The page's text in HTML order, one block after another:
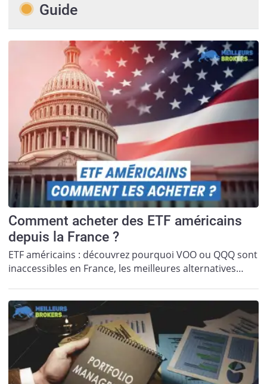
Guide
Comment acheter des ETF américains
depuis la France ?
ETF américains : découvrez pourquoi VOO ou QQQ sont
inaccessibles en France, les meilleures alternatives…